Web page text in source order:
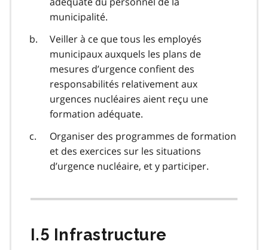
municipalité.
Veiller à ce que tous les employés
municipaux auxquels les plans de
mesures d’urgence confient des
responsabilités relativement aux
urgences nucléaires aient reçu une
formation adéquate.
Organiser des programmes de formation
et des exercices sur les situations
d’urgence nucléaire, et y participer.
I.5 Infrastructure